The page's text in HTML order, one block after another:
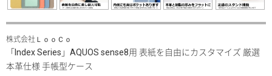
株式会社ＬｏｏＣｏ
「Index Series」AQUOS sense8用 表紙を自由にカスタマイズ 厳選
本革仕様 手帳型ケース